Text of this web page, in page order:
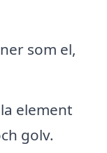
som el,
element
golv.